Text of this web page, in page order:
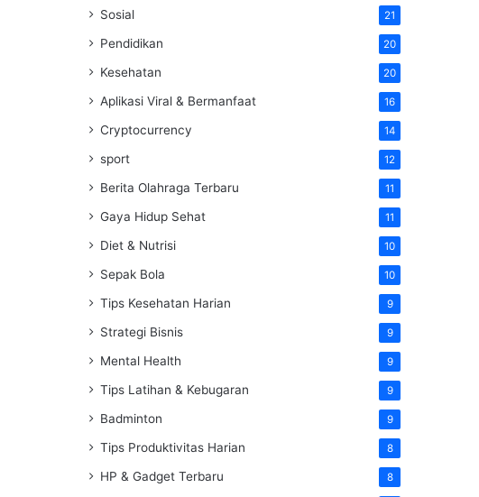
Sosial 21
Pendidikan 20
Kesehatan 20
Aplikasi Viral & Bermanfaat 16
Cryptocurrency 14
sport 12
Berita Olahraga Terbaru 11
Gaya Hidup Sehat 11
Diet & Nutrisi 10
Sepak Bola 10
Tips Kesehatan Harian 9
Strategi Bisnis 9
Mental Health 9
Tips Latihan & Kebugaran 9
Badminton 9
Tips Produktivitas Harian 8
HP & Gadget Terbaru 8